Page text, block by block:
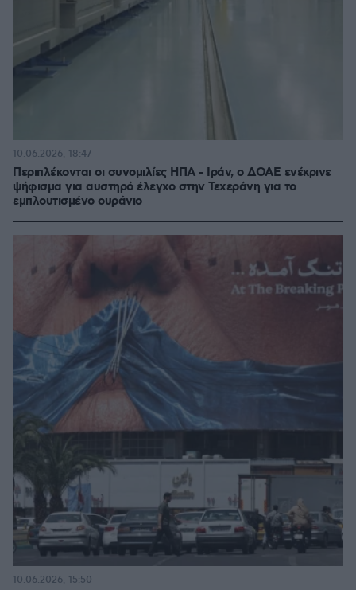
Περιπλέκονται οι συνομιλίες ΗΠΑ - Ιράν, ο ΔΟΑΕ ενέκρινε
ψήφισμα για αυστηρό έλεγχο στην Τεχεράνη για το
εμπλουτισμένο ουράνιο
10.06.2026, 18:47
10.06.2026, 15:50